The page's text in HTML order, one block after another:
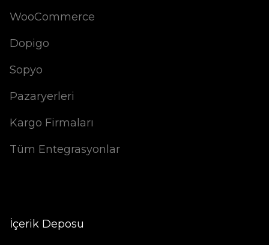
WooCommerce
Dopigo
Sopyo
Pazaryerleri
Kargo Firmaları
Tüm Entegrasyonlar
İçerik Deposu